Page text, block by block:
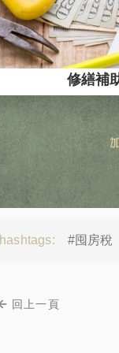
hashtags: #囤房稅
回上一頁